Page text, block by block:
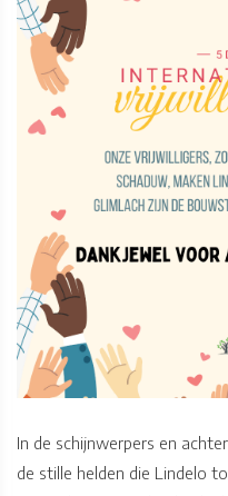
In de schijnwerpers en
de stille helden die Lindelo